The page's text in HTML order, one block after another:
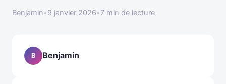
Benjamin•9 janvier 2026•7 min de lecture
B Benjamin